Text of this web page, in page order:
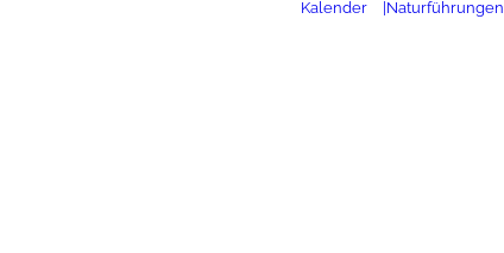
Kalender |Naturführungen